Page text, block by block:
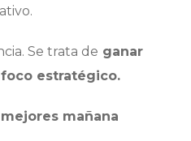
Se trata de ganar
estratégico.
mañana